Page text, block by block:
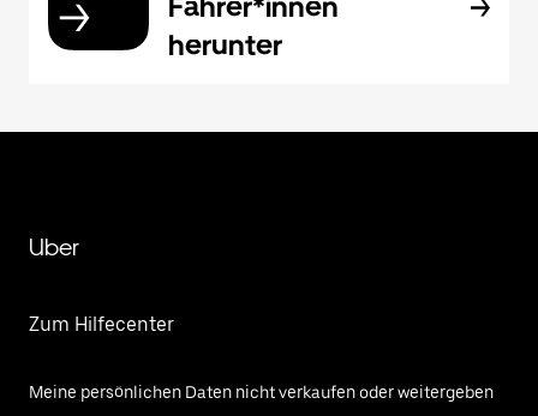
Fahrer*innen
herunter
Uber
Zum Hilfecenter
Meine persönlichen Daten nicht verkaufen oder weitergeben